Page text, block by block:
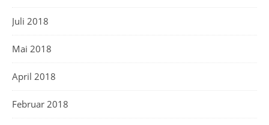
Juli 2018
Mai 2018
April 2018
Februar 2018